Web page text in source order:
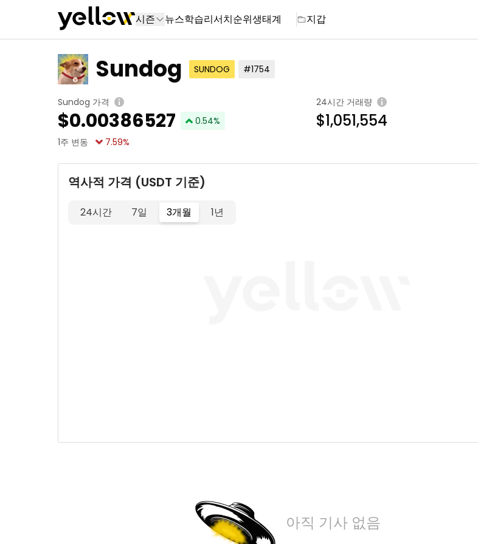
시즌 뉴스학습리서치순위생태계 지갑
Sundog SUNDOG #1754
Sundog 가격
$0.00386527 0.54%
1주 변동
7.59%
24시간 거래량
$1,051,554
역사적 가격 (USDT 기준)
24시간 7일 3개월 1년
아직 기사 없음